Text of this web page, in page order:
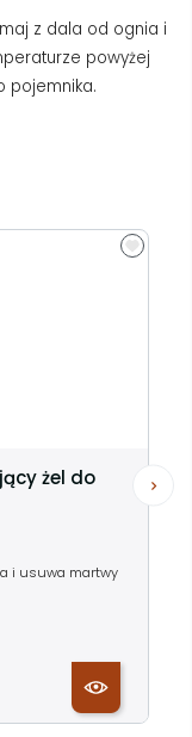
z dala od ognia i
powyżej
pojemnika.
żel do
i usuwa martwy